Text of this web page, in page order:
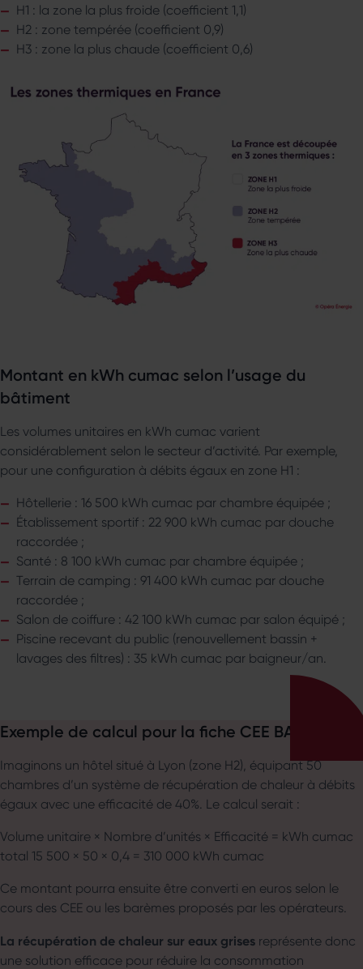
H1 : la zone la plus froide (coefficient 1,1)
H2 : zone tempérée (coefficient 0,9)
H3 : zone la plus chaude (coefficient 0,6)
Montant en kWh cumac selon l’usage du
bâtiment
Les volumes unitaires en kWh cumac varient
considérablement selon le secteur d’activité. Par exemple,
pour une configuration à débits égaux en zone H1 :
Hôtellerie : 16 500 kWh cumac par chambre équipée ;
Établissement sportif : 22 900 kWh cumac par douche
raccordée ;
Santé : 8 100 kWh cumac par chambre équipée ;
Terrain de camping : 91 400 kWh cumac par douche
raccordée ;
Salon de coiffure : 42 100 kWh cumac par salon équipé ;
Piscine recevant du public (renouvellement bassin +
lavages des filtres) : 35 kWh cumac par baigneur/an.
Exemple de calcul pour la fiche CEE BAT-TH-154
Imaginons un hôtel situé à Lyon (zone H2), équipant 50
chambres d’un système de récupération de chaleur à débits
égaux avec une efficacité de 40%. Le calcul serait :
Volume unitaire × Nombre d’unités × Efficacité = kWh cumac
total 15 500 × 50 × 0,4 = 310 000 kWh cumac
Ce montant pourra ensuite être converti en euros selon le
cours des CEE ou les barèmes proposés par les opérateurs.
La récupération de chaleur sur eaux grises représente donc
une solution efficace pour réduire la consommation